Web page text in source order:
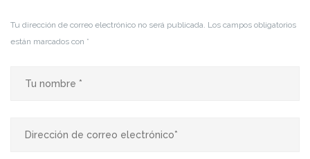
Tu dirección de correo electrónico no será publicada. Los campos obligatorios
están marcados con *